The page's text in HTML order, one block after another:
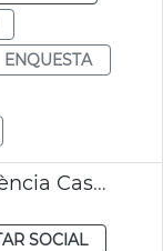
ENQUESTA
Convenio Ayuntamiento València Casa del Voluntariado
SOCIAL